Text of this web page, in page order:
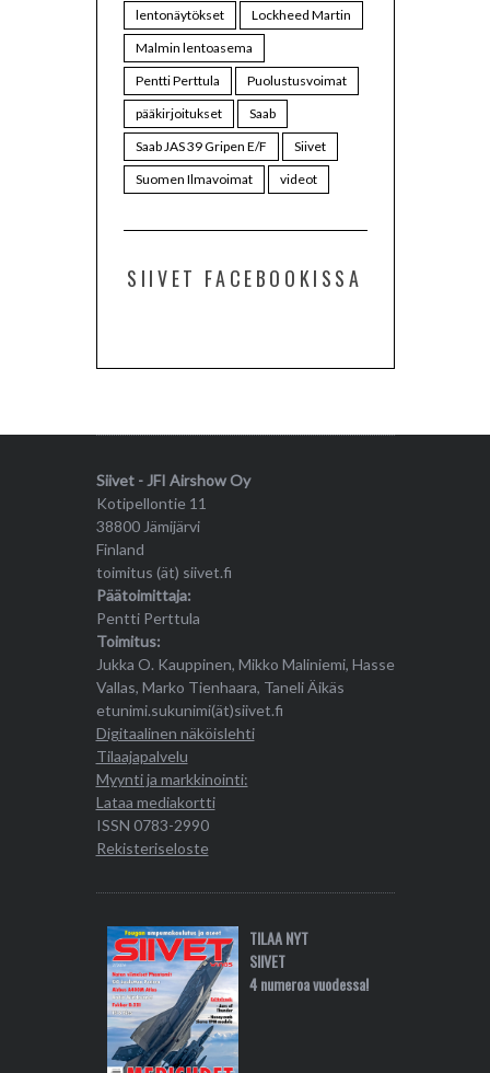
lentonäytökset
Lockheed Martin
Malmin lentoasema
Pentti Perttula
Puolustusvoimat
pääkirjoitukset
Saab
Saab JAS 39 Gripen E/F
Siivet
Suomen Ilmavoimat
videot
SIIVET FACEBOOKISSA
Siivet - JFI Airshow Oy
Kotipellontie 11
38800 Jämijärvi
Finland
toimitus (ät) siivet.fi
Päätoimittaja:
Pentti Perttula
Toimitus:
Jukka O. Kauppinen, Mikko Maliniemi, Hasse
Vallas, Marko Tienhaara, Taneli Äikäs
etunimi.sukunimi(ät)siivet.fi
Digitaalinen näköislehti
Tilaajapalvelu
Myynti ja markkinointi:
Lataa mediakortti
ISSN 0783-2990
Rekisteriseloste
TILAA NYT
SIIVET
4 numeroa vuodessa!